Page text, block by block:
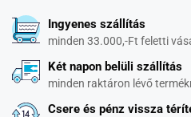
Ingyenes szállítás
minden 33.000,-Ft feletti
Két napon belüli szállítás
minden raktáron lévő
Csere és pénz vissza